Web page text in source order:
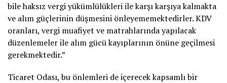
bile haksız vergi yükümlülükleri ile karşı karşıya kalmakta
ve alım güçlerinin düşmesini önleyememektedirler. KDV
oranları, vergi muafiyet ve matrahlarında yapılacak
düzenlemeler ile alım gücü kayıplarının önüne geçilmesi
gerekmektedir.”
Ticaret Odası, bu önlemleri de içerecek kapsamlı bir